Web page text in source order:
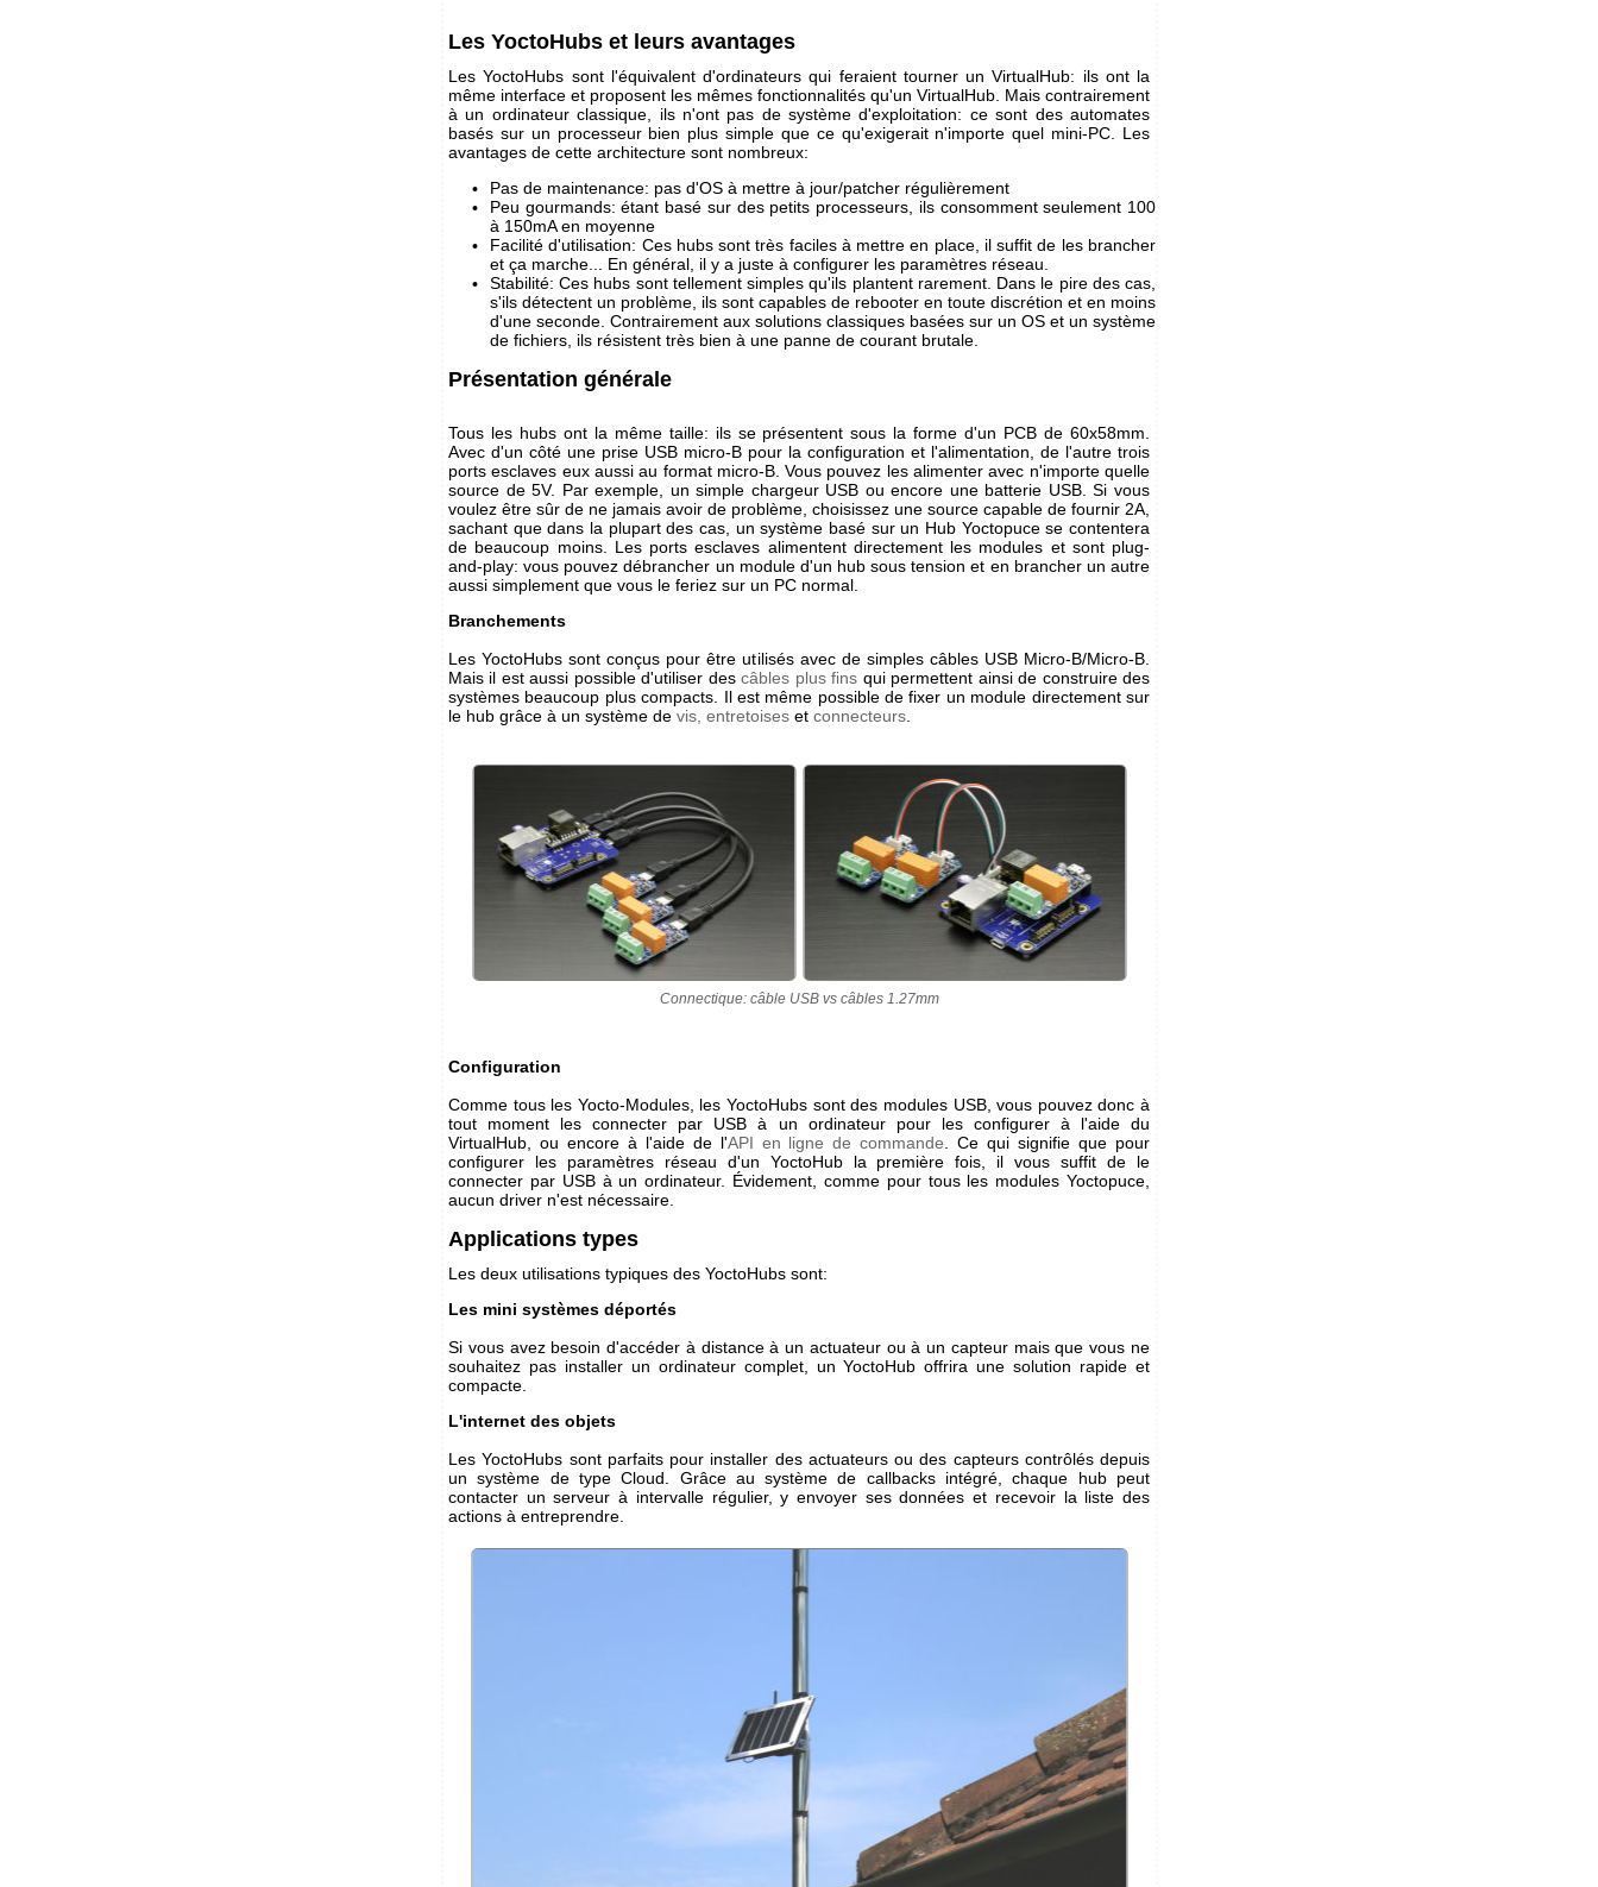
Les YoctoHubs et leurs avantages
Les YoctoHubs sont l'équivalent d'ordinateurs qui feraient tourner un VirtualHub: ils ont la
même interface et proposent les mêmes fonctionnalités qu'un VirtualHub. Mais contrairement
à un ordinateur classique, ils n'ont pas de système d'exploitation: ce sont des automates
basés sur un processeur bien plus simple que ce qu'exigerait n'importe quel mini-PC. Les
avantages de cette architecture sont nombreux:
Pas de maintenance: pas d'OS à mettre à jour/patcher régulièrement
Peu gourmands: étant basé sur des petits processeurs, ils consomment seulement 100
à 150mA en moyenne
Facilité d'utilisation: Ces hubs sont très faciles à mettre en place, il suffit de les brancher
et ça marche... En général, il y a juste à configurer les paramètres réseau.
Stabilité: Ces hubs sont tellement simples qu'ils plantent rarement. Dans le pire des cas,
s'ils détectent un problème, ils sont capables de rebooter en toute discrétion et en moins
d'une seconde. Contrairement aux solutions classiques basées sur un OS et un système
de fichiers, ils résistent très bien à une panne de courant brutale.
Présentation générale
Tous les hubs ont la même taille: ils se présentent sous la forme d'un PCB de 60x58mm.
Avec d'un côté une prise USB micro-B pour la configuration et l'alimentation, de l'autre trois
ports esclaves eux aussi au format micro-B. Vous pouvez les alimenter avec n'importe quelle
source de 5V. Par exemple, un simple chargeur USB ou encore une batterie USB. Si vous
voulez être sûr de ne jamais avoir de problème, choisissez une source capable de fournir 2A,
sachant que dans la plupart des cas, un système basé sur un Hub Yoctopuce se contentera
de beaucoup moins. Les ports esclaves alimentent directement les modules et sont plug-
and-play: vous pouvez débrancher un module d'un hub sous tension et en brancher un autre
aussi simplement que vous le feriez sur un PC normal.
Branchements
Les YoctoHubs sont conçus pour être utilisés avec de simples câbles USB Micro-B/Micro-B.
Mais il est aussi possible d'utiliser descâbles plus fins qui permettent ainsi de construire des
systèmes beaucoup plus compacts. Il est même possible de fixer un module directement sur
le hub grâce à un système de vis, entretoises et connecteurs
Connectique: câble USB vs câbles 1.27mm
Configuration
Comme tous les Yocto-Modules, les YoctoHubs sont des modules USB, vous pouvez donc à
tout moment les connecter par USB à un ordinateur pour les configurer à l'aide du
VirtualHub, ou encore à l'aide de l'API en ligne de commande . Ce qui signifie que pour
configurer les paramètres réseau d'un YoctoHub la première fois, il vous suffit de le
connecter par USB à un ordinateur. Évidement, comme pour tous les modules Yoctopuce,
aucun driver n'est nécessaire.
Applications types
Les deux utilisations typiques des YoctoHubs sont:
Les mini systèmes déportés
Si vous avez besoin d'accéder à distance à un actuateur ou à un capteur mais que vous ne
souhaitez pas installer un ordinateur complet, un YoctoHub offrira une solution rapide et
compacte.
L'internet des objets
Les YoctoHubs sont parfaits pour installer des actuateurs ou des capteurs contrôlés depuis
un système de type Cloud. Grâce au système de callbacks intégré, chaque hub peut
contacter un serveur à intervalle régulier, y envoyer ses données et recevoir la liste des
actions à entreprendre.